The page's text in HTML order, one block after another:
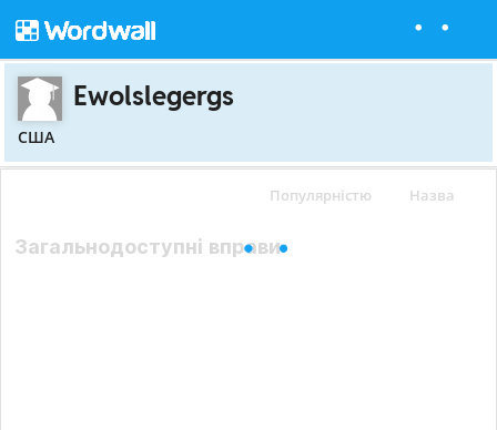
Ewolslegergs
США
Популярністю Назва
Загальнодоступні вправи